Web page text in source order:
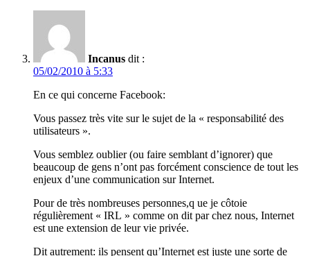
Incanus dit :
05/02/2010 à 5:33
En ce qui concerne Facebook:
Vous passez très vite sur le sujet de la « responsabilité des
utilisateurs ».
Vous semblez oublier (ou faire semblant d’ignorer) que
beaucoup de gens n’ont pas forcément conscience de tout les
enjeux d’une communication sur Internet.
Pour de très nombreuses personnes,q ue je côtoie
régulièrement « IRL » comme on dit par chez nous, Internet
est une extension de leur vie privée.
Dit autrement: ils pensent qu’Internet est juste une sorte de